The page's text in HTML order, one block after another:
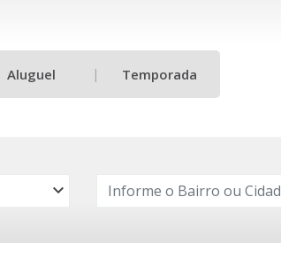
Aluguel | Temporada